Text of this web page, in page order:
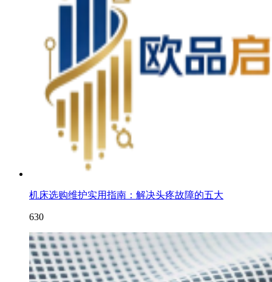
机床选购维护实用指南：解决头疼故障的五大
630